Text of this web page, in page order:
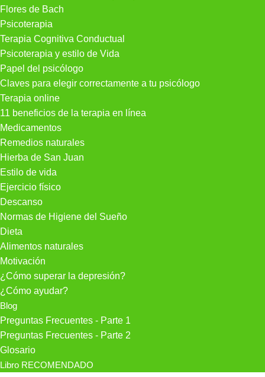
Flores de Bach
Psicoterapia
Terapia Cognitiva Conductual
Psicoterapia y estilo de Vida
Papel del psicólogo
Claves para elegir correctamente a tu psicólogo
Terapia online
11 beneficios de la terapia en línea
Medicamentos
Remedios naturales
Hierba de San Juan
Estilo de vida
Ejercicio físico
Descanso
Normas de Higiene del Sueño
Dieta
Alimentos naturales
Motivación
¿Cómo superar la depresión?
¿Cómo ayudar?
Blog
Preguntas Frecuentes - Parte 1
Preguntas Frecuentes - Parte 2
Glosario
Libro RECOMENDADO